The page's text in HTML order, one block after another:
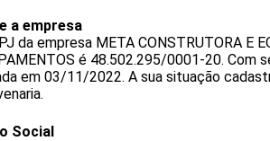
a empresa
da empresa META CONSTRUTORA E
é 48.502.295/0001-20. Com
em 03/11/2022. A sua situação
Social